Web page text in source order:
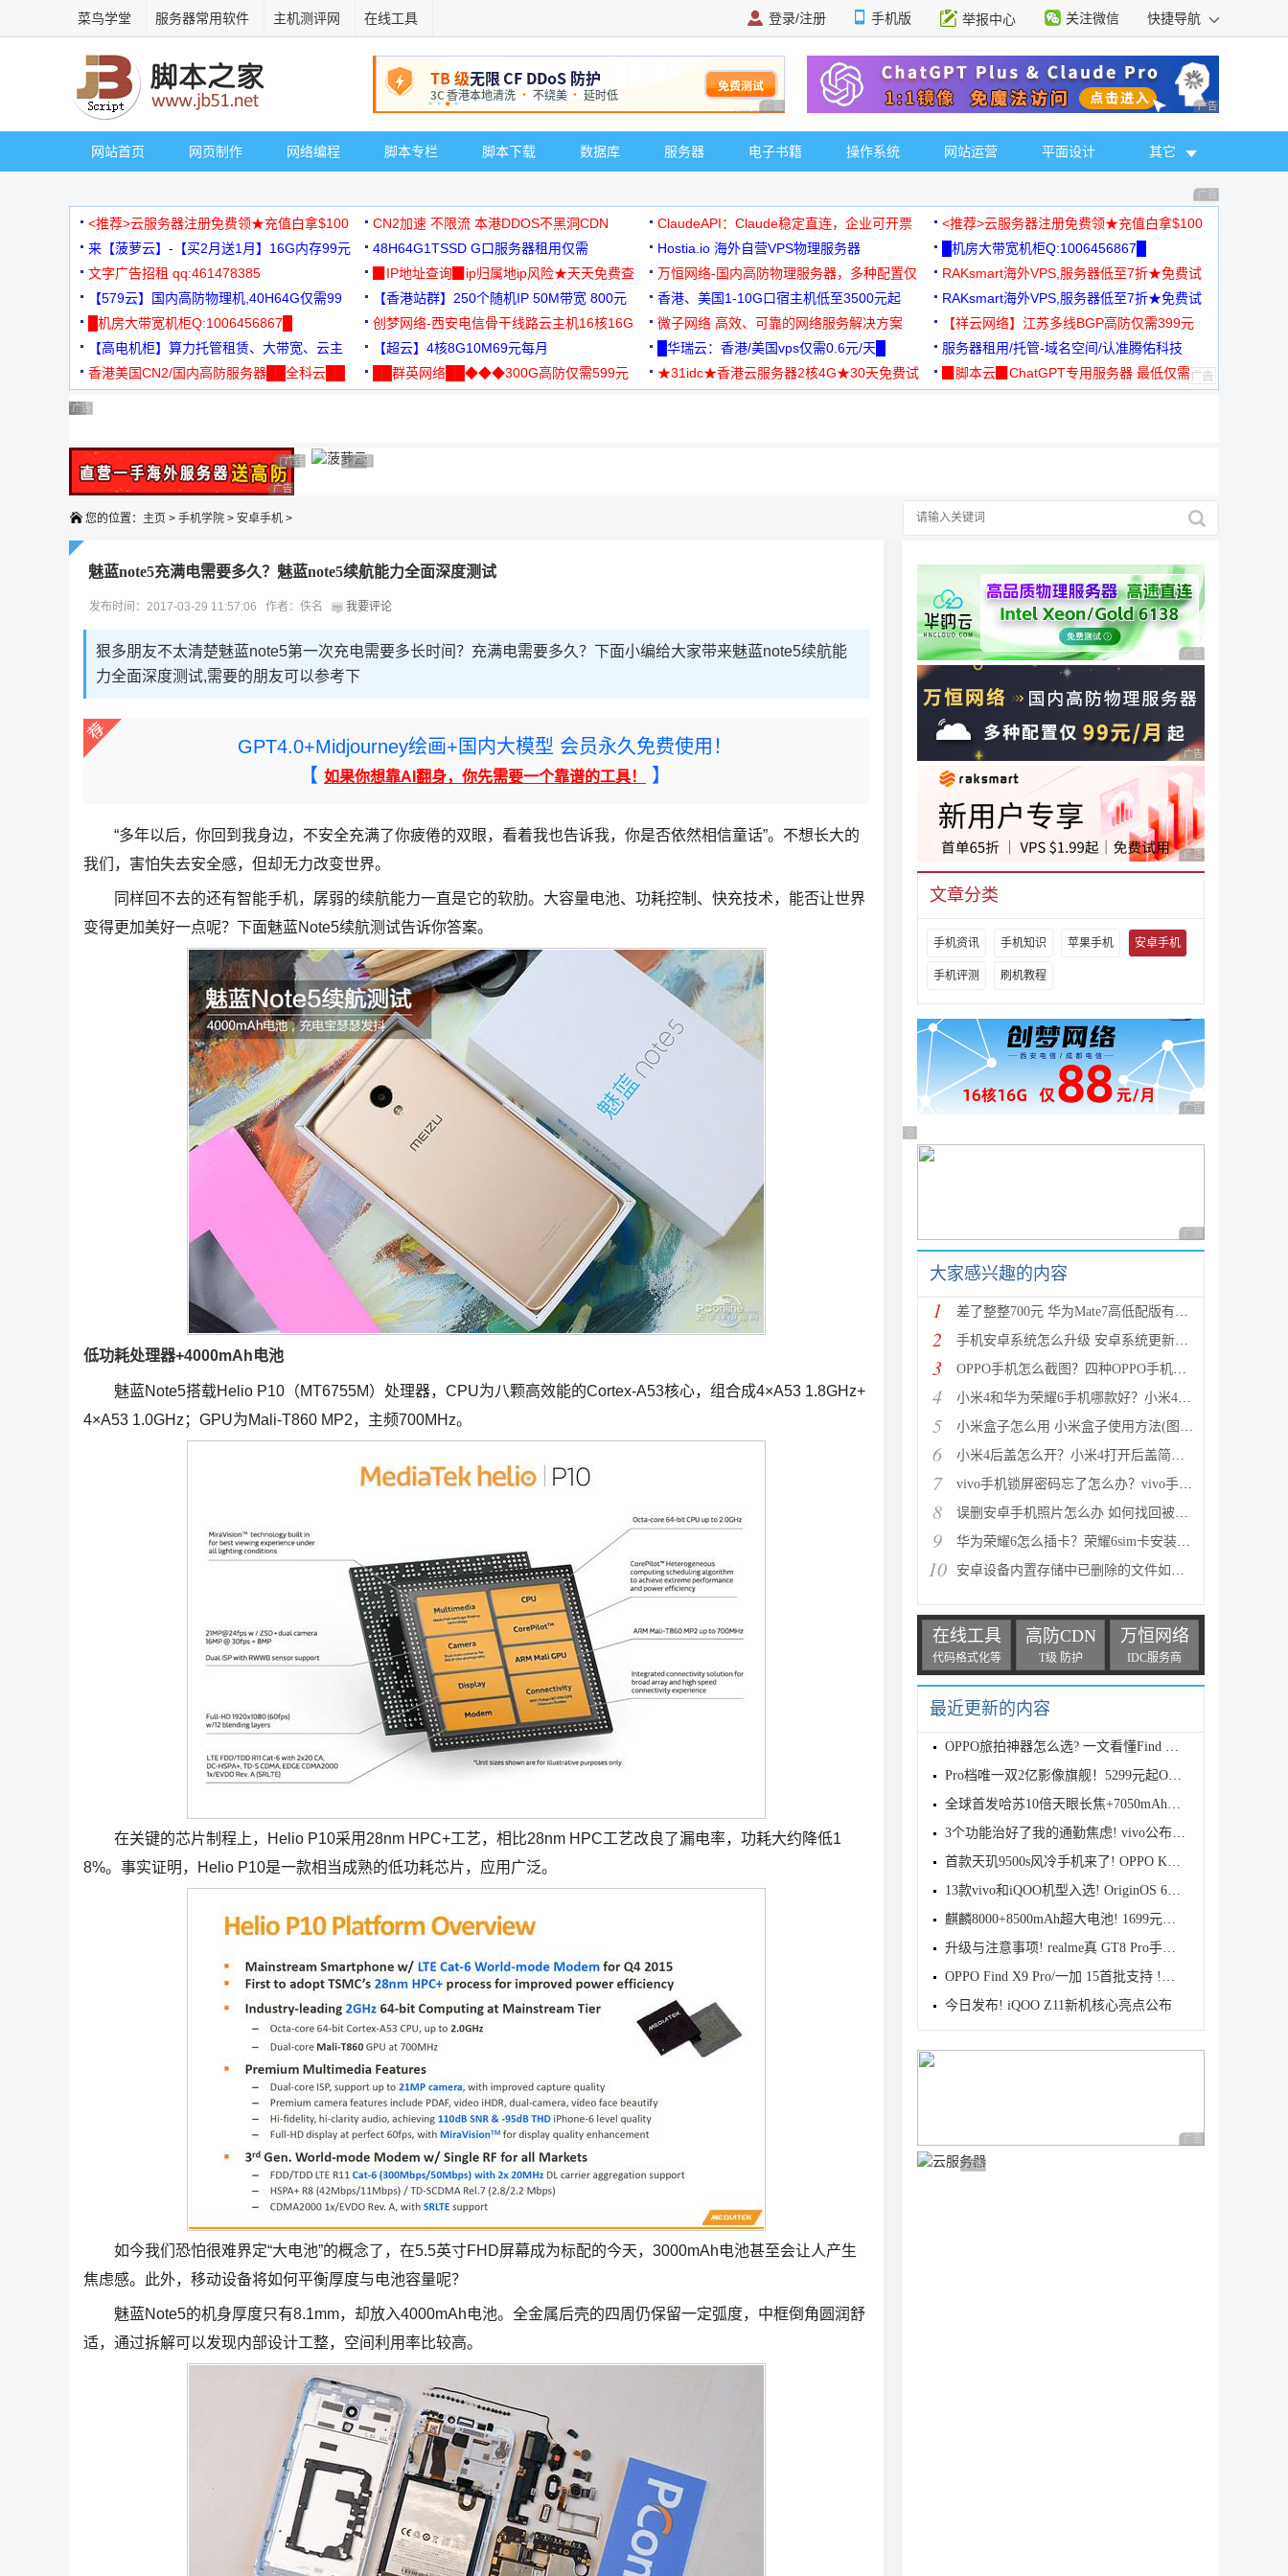
菜鸟学堂 服务器常用软件 主机测评网 在线工具 登录/注册 手机版 举报中心 关注微信 快捷导航
广告 商业广告，理性选择 广告 商业广告，理
网站首页 网页制作 网络编程 脚本专栏 脚本下载 数据库 服务器 电子书籍 操作系统 网站运营 平面设计 其它
广告 商业广告，理
<推荐>云服务器注册免费领★充值白拿$100 CN2加速 不限流 本港DDOS不黑洞CDN ClaudeAPI：Claude稳定直连，企业可开票
<推荐>云服务器注册免费领★充值白拿$100
来【菠萝云】-【买2月送1月】16G内存99元
48H64G1TSSD G口服务器租用仅需
3000+可免费测试
Hostia.io 海外自营VPS物理服务器
█机房大带宽机柜Q:1006456867█
文字广告招租 qq:461478385
▉IP地址查询▉ip归属地ip风险★天天免费查
万恒网络-国内高防物理服务器，多种配置仅
99元/月起
RAKsmart海外VPS,服务器低至7折★免费试
用★
【579云】国内高防物理机,40H64G仅需99
元
【香港站群】250个随机IP 50M带宽 800元 香港、美国1-10G口宿主机低至3500元起
RAKsmart海外VPS,服务器低至7折★免费试
用★
█机房大带宽机柜Q:1006456867█
创梦网络-西安电信骨干线路云主机16核16G
88元/月
微子网络 高效、可靠的网络服务解决方案
【祥云网络】江苏多线BGP高防仅需399元
【高电机柜】算力托管租赁、大带宽、云主
机
【超云】4核8G10M69元每月 █华瑞云：香港/美国vps仅需0.6元/天█
服务器租用/托管-域名空间/认准腾佑科技
香港美国CN2/国内高防服务器██全科云██
██群英网络██◆◆◆300G高防仅需599元
★31idc★香港云服务器2核4G★30天免费试
▉脚本云▉ChatGPT专用服务器 最低仅需
广告 商业广告，理性选择
广告 商业广告，理性选择
广告 商业广告，理性选择
广告 商业广告，理性选择
广告 商业广告，理性选择
广告 商业广告，理性选择
广告 商业广告，理性选择
广告 商业广告，理性选择广告 商业广告，理性选择
广告 商业广告，理性选择
您的位置： 主页 > 手机学院 > 安卓手机 >
魅蓝note5充满电需要多久？魅蓝note5续航能力全面深度测试
发布时间：2017-03-29 11:57:06 作者：佚名 我要评论
狠多朋友不太清楚魅蓝note5第一次充电需要多长时间？充满电需要多久？下面小编给大家带来魅蓝note5续航能
力全面深度测试,需要的朋友可以参考下
GPT4.0+Midjourney绘画+国内大模型 会员永久免费使用！
【 如果你想靠AI翻身，你先需要一个靠谱的工具！ 】
“多年以后，你回到我身边，不安全充满了你疲倦的双眼，看着我也告诉我，你是否依然相信童话”。不想长大的
我们，害怕失去安全感，但却无力改变世界。
同样回不去的还有智能手机，孱弱的续航能力一直是它的软肋。大容量电池、功耗控制、快充技术，能否让世界
变得更加美好一点呢？下面魅蓝Note5续航测试告诉你答案。
低功耗处理器+4000mAh电池
魅蓝Note5搭载Helio P10（MT6755M）处理器，CPU为八颗高效能的Cortex-A53核心，组合成4×A53 1.8GHz+
4×A53 1.0GHz；GPU为Mali-T860 MP2，主频700MHz。
在关键的芯片制程上，Helio P10采用28nm HPC+工艺，相比28nm HPC工艺改良了漏电率，功耗大约降低1
8%。事实证明，Helio P10是一款相当成熟的低功耗芯片，应用广泛。
如今我们恐怕很难界定“大电池”的概念了，在5.5英寸FHD屏幕成为标配的今天，3000mAh电池甚至会让人产生
焦虑感。此外，移动设备将如何平衡厚度与电池容量呢？
魅蓝Note5的机身厚度只有8.1mm，却放入4000mAh电池。全金属后壳的四周仍保留一定弧度，中框倒角圆润舒
适，通过拆解可以发现内部设计工整，空间利用率比较高。
广告 商业广告，理性
广告 商业广告，理性
广告 商业广告，理性
文章分类
手机资讯 手机知识 苹果手机 安卓手机
手机评测 刷机教程
广告 商业广告，理性
广告 商业广告，理性选择
广告 商业广告，理性
大家感兴趣的内容
1 差了整整700元 华为Mate7高低配版有什么区别?
2 手机安卓系统怎么升级 安卓系统更新升级的三种方法介
3 OPPO手机怎么截图？四种OPPO手机截屏方法介绍
4 小米4和华为荣耀6手机哪款好？小米4与荣耀6全方面区别
5 小米盒子怎么用 小米盒子使用方法(图文详解)
6 小米4后盖怎么开？小米4打开后盖简单方法
7 vivo手机锁屏密码忘了怎么办？vivo手机强制解锁的三种
8 误删安卓手机照片怎么办 如何找回被删的图片
9 华为荣耀6怎么插卡？荣耀6sim卡安装方法步骤图文详解
10 安卓设备内置存储中已删除的文件如何恢复
在线工具
代码格式化等
高防CDN
T级 防护
万恒网络
IDC服务商
最近更新的内容
OPPO旅拍神器怎么选? 一文看懂Find X9s Pro和Find X9
Pro档唯一双2亿影像旗舰！5299元起OPPO Find X9s Pro
全球首发哈苏10倍天眼长焦+7050mAh电池! 7499元起OPPO
3个功能治好了我的通勤焦虑! vivo公布OriginOS 6四月
首款天玑9500s风冷手机来了! OPPO K15 Pro系列正式发
13款vivo和iQOO机型入选! OriginOS 6新一轮公测开启招
麒麟8000+8500mAh超大电池! 1699元起华为畅享90 Pro M
升级与注意事项! realme真 GT8 Pro手机适配Android 17
OPPO Find X9 Pro/一加 15首批支持 !基于Android 17 B
今日发布! iQOO Z11新机核心亮点公布
广告 商业广告，理性
广告 商业广告，理性选择